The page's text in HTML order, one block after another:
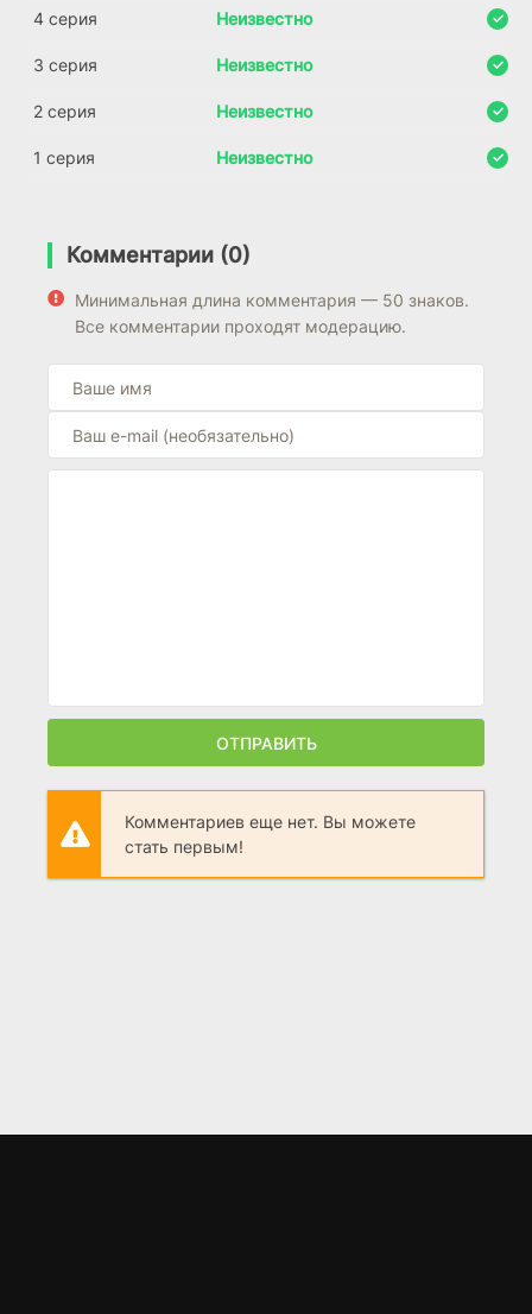
4 серия Неизвестно
3 серия Неизвестно
2 серия Неизвестно
1 серия Неизвестно
Комментарии (0)
Минимальная длина комментария — 50 знаков.
Все комментарии проходят модерацию.
ОТПРАВИТЬ
Комментариев еще нет. Вы можете
стать первым!